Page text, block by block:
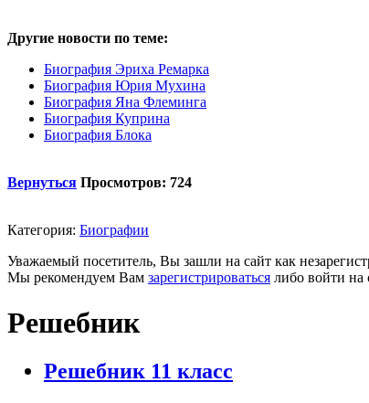
Другие новости по теме:
Биография Эриха Ремарка
Биография Юрия Мухина
Биография Яна Флеминга
Биография Куприна
Биография Блока
Вернуться Просмотров: 724
Категория: Биографии
Уважаемый посетитель, Вы зашли на сайт как
Мы рекомендуем Вам зарегистрироваться либо войти на
Решебник
Решебник 11 класс